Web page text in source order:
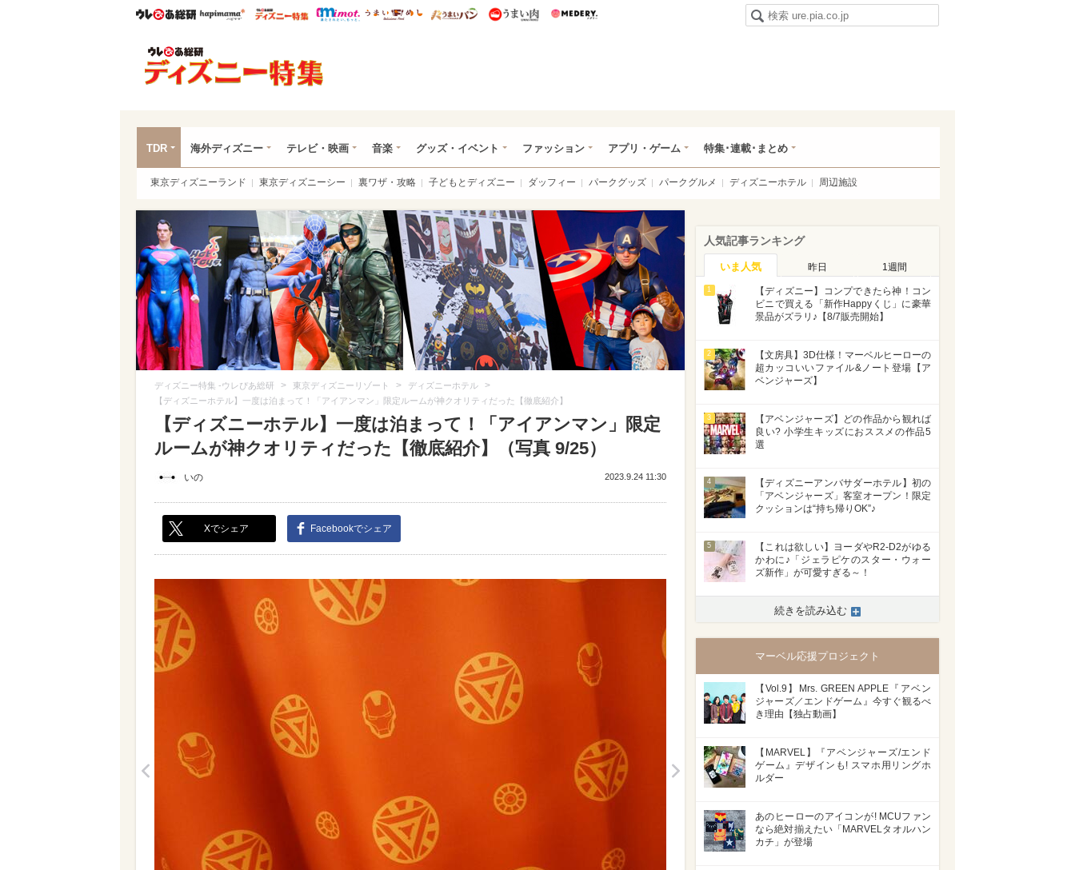
ウレぴあ総研ハピママ* ウレぴあ総研 ディズニー特集
mimot. うまいめし うまいパン うまい肉
TDR 海外ディズニー テレビ・映画 音楽 グッズ・イベント ファッション アプリ・ゲーム 特集･連載･まとめ
東京ディズニーランド 東京ディズニーシー 裏ワザ・攻略 子どもとディズニー ダッフィー パークグッズ パークグルメ ディズニーホテル 周辺施設
ディズニー特集 -ウレぴあ総研 > 東京ディズニーリゾート > ディズニーホテル >
【ディズニーホテル】一度は泊まって！「アイアンマン」限定ルームが神クオリティだった【徹底紹介】
【ディズニーホテル】一度は泊まって！「アイアンマン」限定
ルームが神クオリティだった【徹底紹介】（写真 9/25）
いの 2023.9.24 11:30
Xでシェア Facebookでシェア
>
人気記事ランキング
いま人気 昨日 1週間
1
【ディズニー】コンプできたら神！コン
ビニで買える「新作Happyくじ」に豪華
景品がズラリ♪【8/7販売開始】
2
【文房具】3D仕様！マーベルヒーローの
超カッコいいファイル&ノート登場【ア
ベンジャーズ】
3
【アベンジャーズ】どの作品から観れば
良い? 小学生キッズにおススメの作品5
選
4
【ディズニーアンバサダーホテル】初の
「アベンジャーズ」客室オープン！限定
クッションは“持ち帰りOK”♪
5
【これは欲しい】ヨーダやR2-D2がゆる
かわに♪「ジェラピケのスター・ウォー
ズ新作」が可愛すぎる～！
続きを読み込む
マーベル応援プロジェクト
【Vol.9】Mrs. GREEN APPLE『アベン
ジャーズ／エンドゲーム』今すぐ観るべ
き理由【独占動画】
【MARVEL】『アベンジャーズ/エンド
ゲーム』デザインも! スマホ用リングホ
ルダー
あのヒーローのアイコンが! MCUファン
なら絶対揃えたい「MARVELタオルハン
カチ」が登場